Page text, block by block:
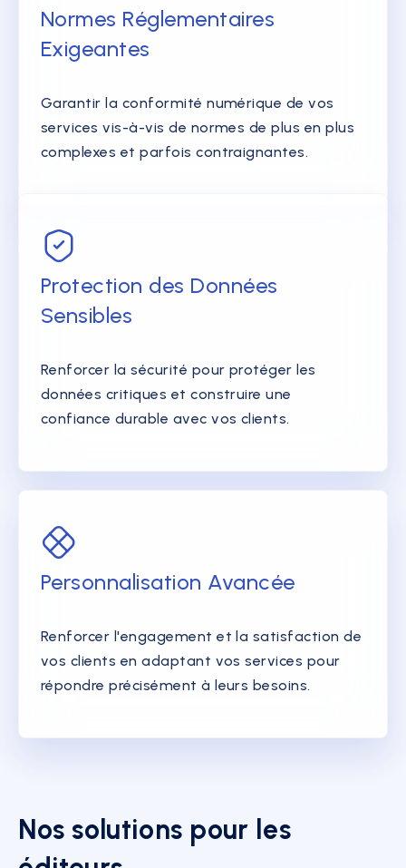
Normes Réglementaires
Exigeantes
Garantir la conformité numérique de vos
services vis-à-vis de normes de plus en plus
complexes et parfois contraignantes.
Protection des Données
Sensibles
Renforcer la sécurité pour protéger les
données critiques et construire une
confiance durable avec vos clients.
Personnalisation Avancée
Renforcer l'engagement et la satisfaction de
vos clients en adaptant vos services pour
répondre précisément à leurs besoins.
Nos solutions pour les